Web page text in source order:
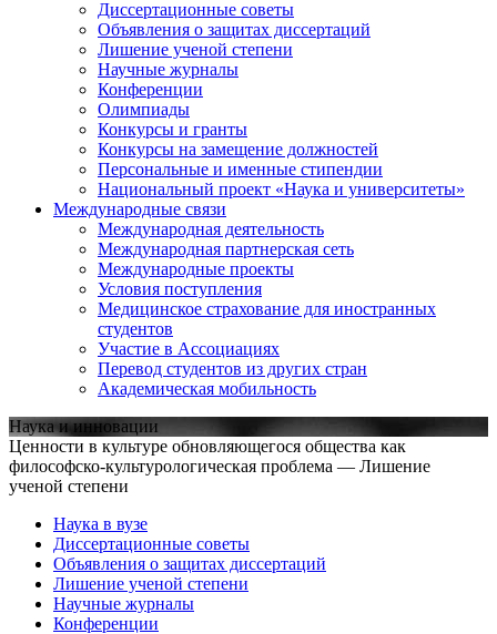
Диссертационные советы
Объявления о защитах диссертаций
Лишение ученой степени
Научные журналы
Конференции
Олимпиады
Конкурсы и гранты
Конкурсы на замещение должностей
Персональные и именные стипендии
Национальный проект «Наука и университеты»
Международные связи
Международная деятельность
Международная партнерская сеть
Международные проекты
Условия поступления
Медицинское страхование для иностранных
студентов
Участие в Ассоциациях
Перевод студентов из других стран
Академическая мобильность
Наука и инновации
Ценности в культуре обновляющегося общества как
философско-культурологическая проблема — Лишение
ученой степени
Наука в вузе
Диссертационные советы
Объявления о защитах диссертаций
Лишение ученой степени
Научные журналы
Конференции